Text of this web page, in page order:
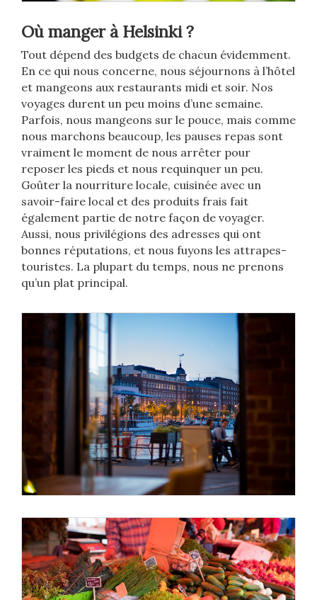
Où manger à Helsinki ?
Tout dépend des budgets de chacun évidemment.
En ce qui nous concerne, nous séjournons à l’hôtel
et mangeons aux restaurants midi et soir. Nos
voyages durent un peu moins d’une semaine.
Parfois, nous mangeons sur le pouce, mais comme
nous marchons beaucoup, les pauses repas sont
vraiment le moment de nous arrêter pour
reposer les pieds et nous requinquer un peu.
Goûter la nourriture locale, cuisinée avec un
savoir-faire local et des produits frais fait
également partie de notre façon de voyager.
Aussi, nous privilégions des adresses qui ont
bonnes réputations, et nous fuyons les attrapes-
touristes. La plupart du temps, nous ne prenons
qu’un plat principal.